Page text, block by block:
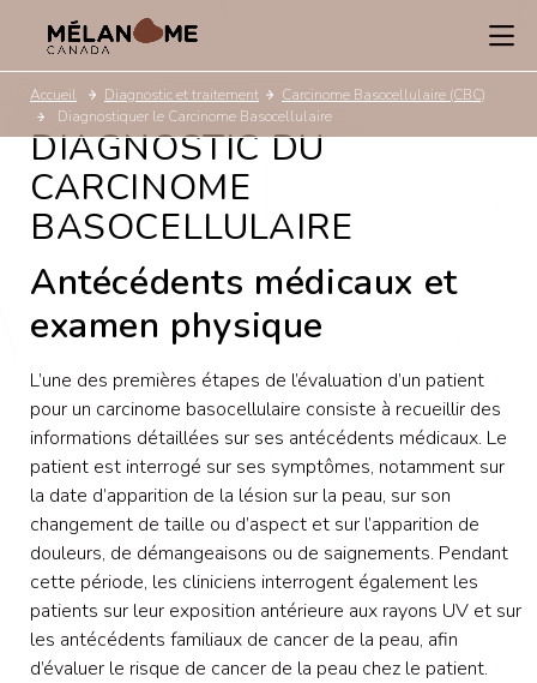
Accueil Carcinome Basocellulaire (CBC)
Diagnostic et traitement
Diagnostiquer le Carcinome Basocellulaire
DIAGNOSTIC DU
CARCINOME
BASOCELLULAIRE
Antécédents médicaux et
examen physique
L’une des premières étapes de l’évaluation d’un patient
pour un carcinome basocellulaire consiste à recueillir des
informations détaillées sur ses antécédents médicaux. Le
patient est interrogé sur ses symptômes, notamment sur
la date d’apparition de la lésion sur la peau, sur son
changement de taille ou d’aspect et sur l’apparition de
douleurs, de démangeaisons ou de saignements. Pendant
cette période, les cliniciens interrogent également les
patients sur leur exposition antérieure aux rayons UV et sur
les antécédents familiaux de cancer de la peau, afin
d’évaluer le risque de cancer de la peau chez le patient.